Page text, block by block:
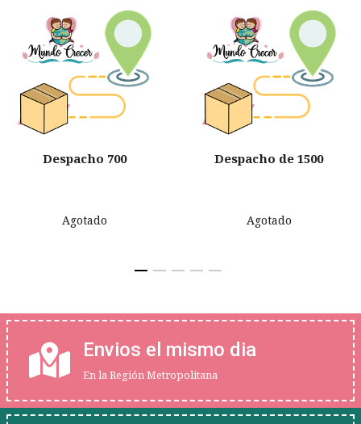
Despacho 700
Agotado
Despacho de 1500
Agotado
Envios el mismo dia
En la Región Metropolitana